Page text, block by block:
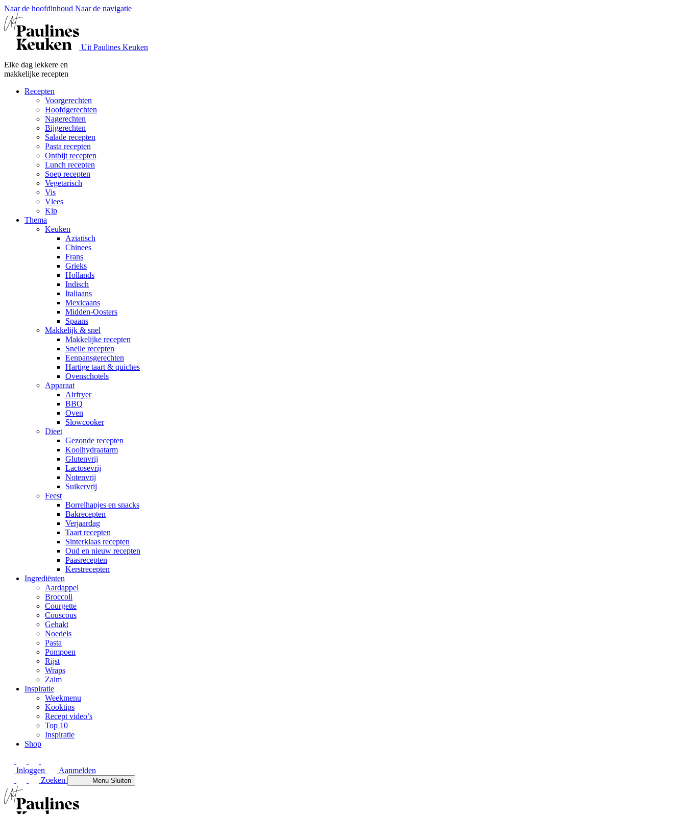
Naar de hoofdinhoud Naar de navigatie
Uit Paulines Keuken
Elke dag lekkere en
makkelijke recepten
Recepten
Voorgerechten
Hoofdgerechten
Nagerechten
Bijgerechten
Salade recepten
Pasta recepten
Ontbijt recepten
Lunch recepten
Soep recepten
Vegetarisch
Vis
Vlees
Kip
Thema
Keuken
Aziatisch
Chinees
Frans
Grieks
Hollands
Indisch
Italiaans
Mexicaans
Midden-Oosters
Spaans
Makkelijk & snel
Makkelijke recepten
Snelle recepten
Eenpansgerechten
Hartige taart & quiches
Ovenschotels
Apparaat
Airfryer
BBQ
Oven
Slowcooker
Dieet
Gezonde recepten
Koolhydraatarm
Glutenvrij
Lactosevrij
Notenvrij
Suikervrij
Feest
Borrelhapjes en snacks
Bakrecepten
Verjaardag
Taart recepten
Sinterklaas recepten
Oud en nieuw recepten
Paasrecepten
Kerstrecepten
Ingrediënten
Aardappel
Broccoli
Courgette
Couscous
Gehakt
Noedels
Pasta
Pompoen
Rijst
Wraps
Zalm
Inspiratie
Weekmenu
Kooktips
Recept video’s
Top 10
Inspiratie
Shop
Inloggen
Aanmelden
Zoeken
MenuSluiten